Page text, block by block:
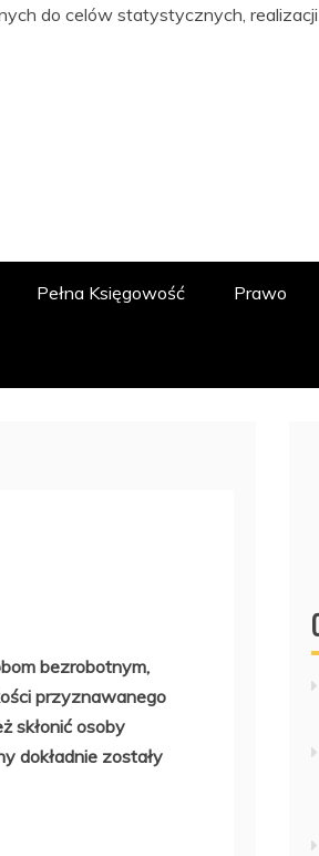
do celów statystycznych,
Pełna Księgowość Prawo
bezrobotnym,
przyznawanego
skłonić osoby
dokładnie zostały